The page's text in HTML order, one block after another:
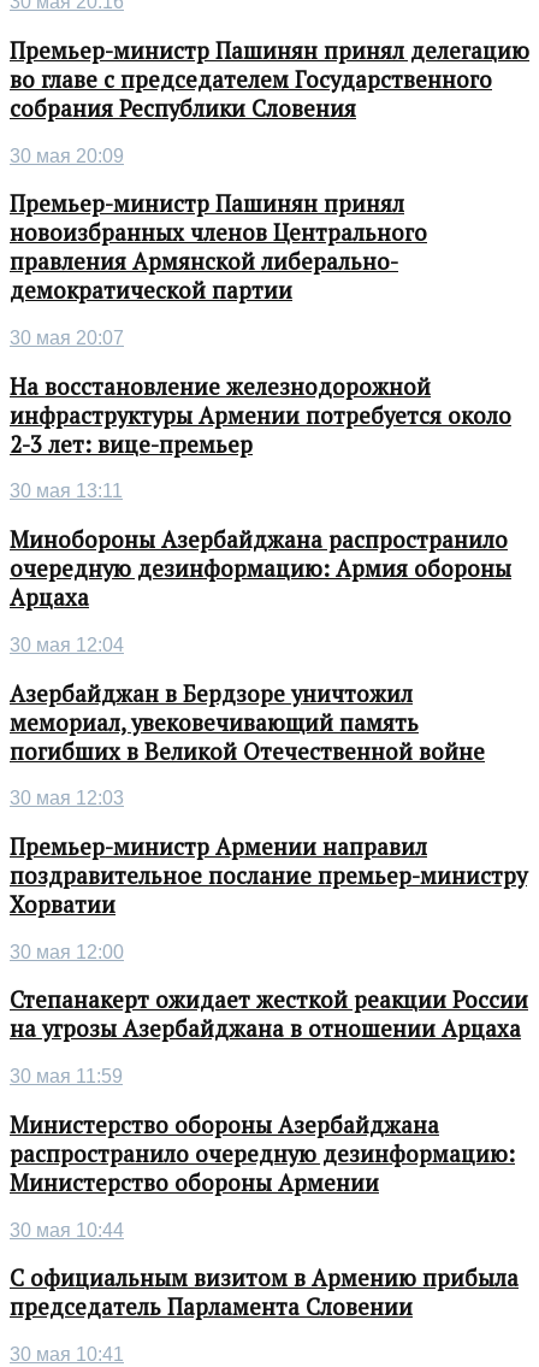
Премьер-министр Пашинян принял делегацию
во главе с председателем Государственного
собрания Республики Словения
30 мая 20:09
Премьер-министр Пашинян принял
новоизбранных членов Центрального
правления Армянской либерально-
демократической партии
30 мая 20:07
На восстановление железнодорожной
инфраструктуры Армении потребуется около
2-3 лет: вице-премьер
30 мая 13:11
Минобороны Азербайджана распространило
очередную дезинформацию: Армия обороны
Арцаха
30 мая 12:04
Азербайджан в Бердзоре уничтожил
мемориал, увековечивающий память
погибших в Великой Отечественной войне
30 мая 12:03
Премьер-министр Армении направил
поздравительное послание премьер-министру
Хорватии
30 мая 12:00
Степанакерт ожидает жесткой реакции России
на угрозы Азербайджана в отношении Арцаха
30 мая 11:59
Министерство обороны Азербайджана
распространило очередную дезинформацию:
Министерство обороны Армении
30 мая 10:44
С официальным визитом в Армению прибыла
председатель Парламента Словении
30 мая 10:41